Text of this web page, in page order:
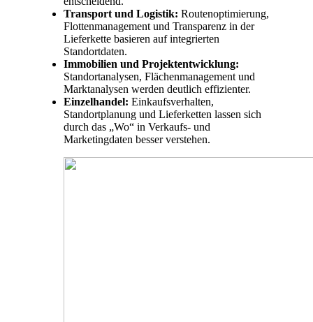
Transport und Logistik: Routenoptimierung,
Flottenmanagement und Transparenz in der
Lieferkette basieren auf integrierten
Standortdaten.
Immobilien und Projektentwicklung:
Standortanalysen, Flächenmanagement und
Marktanalysen werden deutlich effizienter.
Einzelhandel: Einkaufsverhalten,
Standortplanung und Lieferketten lassen sich
durch das „Wo“ in Verkaufs- und
Marketingdaten besser verstehen.